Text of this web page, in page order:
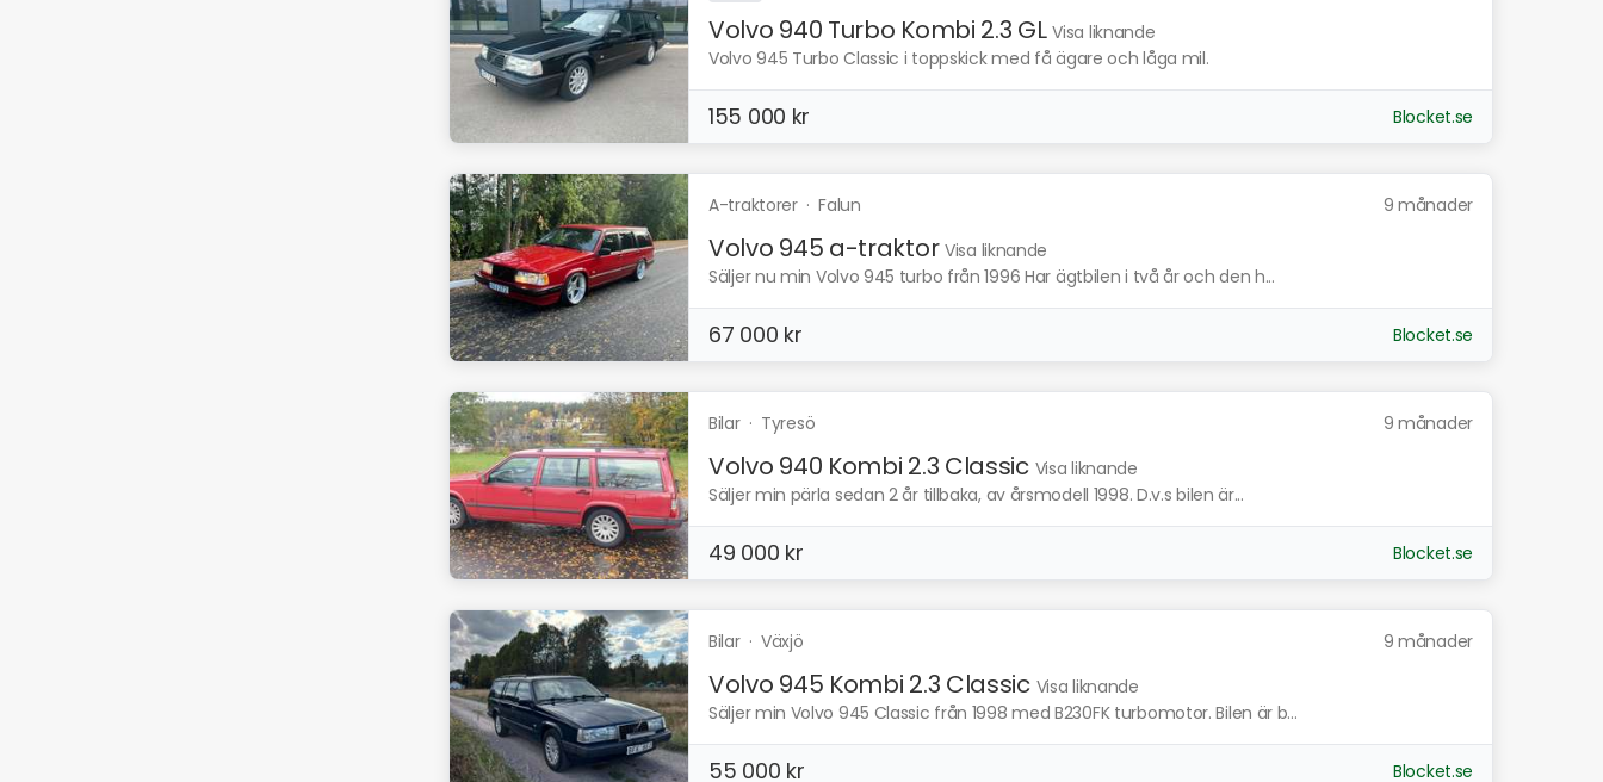
Volvo 940 Turbo Kombi 2.3 GL Visa liknande
Volvo 945 Turbo Classic i toppskick med få ägare och låga mil.
155 000 kr Blocket.se
A-traktorer·Falun 9 månader
Volvo 945 a-traktor Visa liknande
Säljer nu min Volvo 945 turbo från 1996 Har ägtbilen i två år och den h...
67 000 kr Blocket.se
Bilar· Tyresö 9 månader
Volvo 940 Kombi 2.3 Classic Visa liknande
Säljer min pärla sedan 2 år tillbaka, av årsmodell 1998. D.v.s bilen är...
49 000 kr Blocket.se
Bilar· Växjö 9 månader
Volvo 945 Kombi 2.3 Classic Visa liknande
Säljer min Volvo 945 Classic från 1998 med B230FK turbomotor. Bilen är b...
55 000 kr Blocket.se